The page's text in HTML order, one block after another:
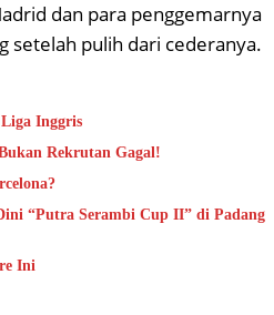
dan para penggemarnya
setelah pulih dari cederanya.
Inggris
Rekrutan Gagal!
“Putra Serambi Cup II” di Padang
Ini